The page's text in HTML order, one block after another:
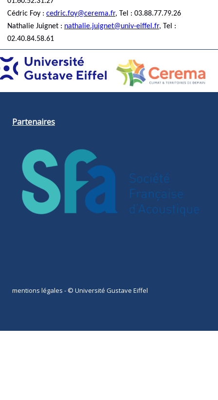
Cédric Foy : cedric.foy@cerema.fr, Tel : 03.88.77.79.26
Nathalie Juignet : nathalie.juignet@univ-eiffel.fr, Tel :
02.40.84.58.61
Partenaires
mentions légales - © Université Gustave Eiffel